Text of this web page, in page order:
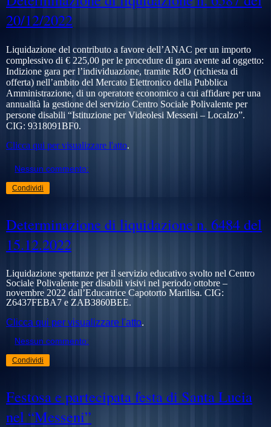
20/12/2022
Liquidazione del contributo a favore dell’ANAC per un importo
complessivo di € 225,00 per le procedure di gara avente ad oggetto:
Indizione gara per l’individuazione, tramite RdO (richiesta di
offerta) nell’ambito del Mercato Elettronico della Pubblica
Amministrazione, di un operatore economico a cui affidare per una
annualità la gestione del servizio Centro Sociale Polivalente per
persone disabili “Istituzione per Videolesi Messeni – Localzo”.
CIG: 9318091BF0.
Clicca qui per visualizzare l'atto.
Nessun commento:
Condividi
Determinazione di liquidazione n. 6484 del
15.12.2022
Liquidazione spettanze per il servizio educativo svolto nel Centro
Sociale Polivalente per disabili visivi nel periodo ottobre –
novembre 2022 dall’Educatrice Capotorto Marilisa. CIG:
Z6437FEBA7 e ZAB3860BEE.
Clicca qui per visualizzare l'atto.
Nessun commento:
Condividi
Festosa e partecipata festa di Santa Lucia
nel “Messeni”